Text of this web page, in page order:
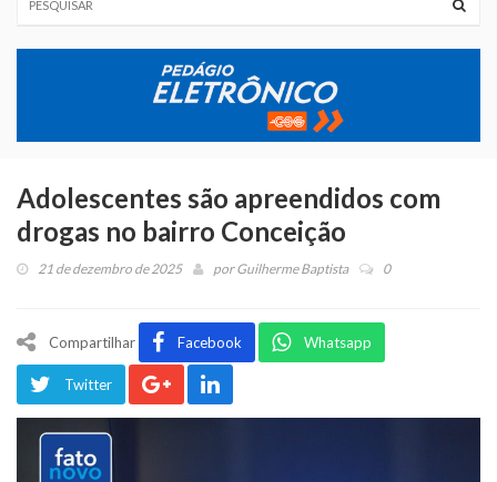
Adolescentes são apreendidos com
drogas no bairro Conceição
21 de dezembro de 2025 porGuilherme Baptista 0
Compartilhar Facebook Whatsapp
Twitter